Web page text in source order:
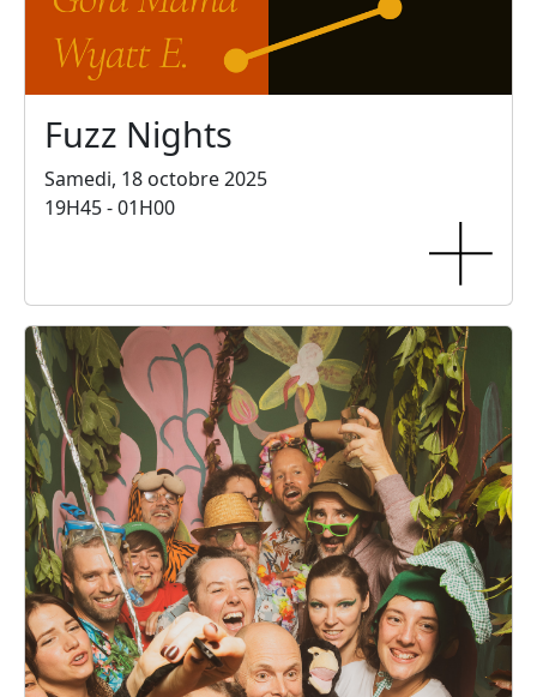
Fuzz Nights
Samedi, 18 octobre 2025
19H45 - 01H00